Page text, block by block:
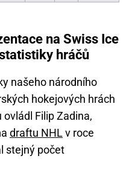
na Swiss Ice
hráčů
našeho národního
hokejových hrách
Filip Zadina,
draftu NHLv roce
stejný počet